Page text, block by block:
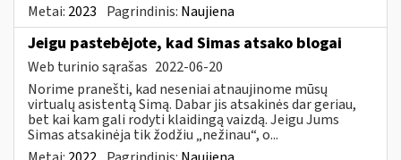
Metai: 2023 Pagrindinis: Naujiena
Jeigu pastebėjote, kad Simas atsako blogai
Web turinio sąrašas 2022-06-20
Norime pranešti, kad neseniai atnaujinome mūsų
virtualų asistentą Simą. Dabar jis atsakinės dar geriau,
bet kai kam gali rodyti klaidingą vaizdą. Jeigu Jums
Simas atsakinėja tik žodžiu „nežinau“, o...